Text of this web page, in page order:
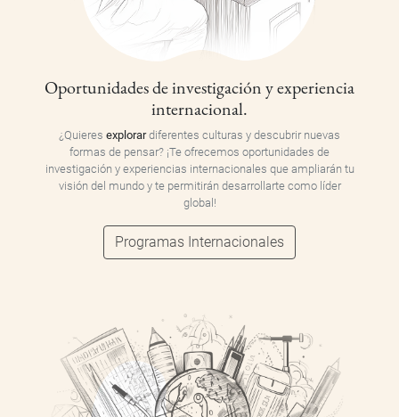
Oportunidades de investigación y experiencia
internacional.
¿Quieres explorardiferentes culturas y descubrir nuevas
formas de pensar? ¡Te ofrecemos oportunidades de
investigación y experiencias internacionales que ampliarán tu
visión del mundo y te permitirán desarrollarte como líder
global!
Programas Internacionales